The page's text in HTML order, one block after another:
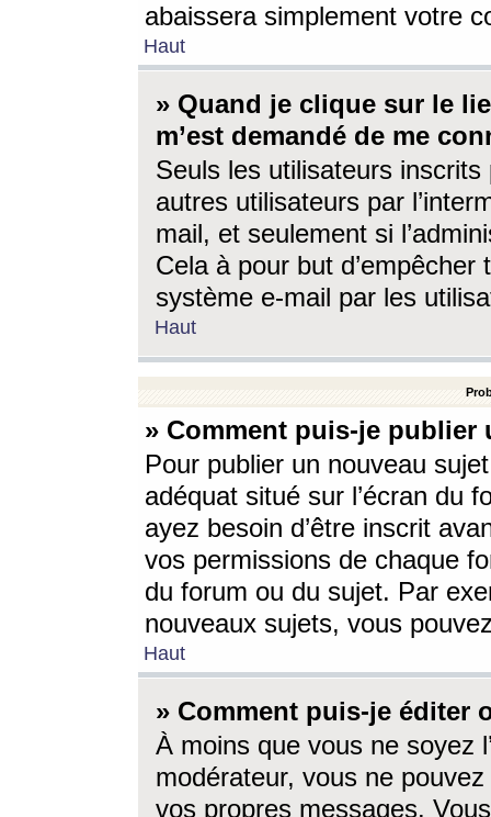
abaissera simplement votre
Haut
» Quand je clique sur le
m’est demandé de me
Seuls les utilisateurs
autres utilisateurs par
mail, et seulement si
Cela à pour but
système e-mail par les
Haut
» Comment puis-je
Pour publier un nouveau
adéquat situé sur l’écran du
ayez besoin d’être inscrit
vos permissions de chaque
du forum ou du sujet. Par
nouveaux sujets, vous
Haut
» Comment puis-je éditer
À moins que vous ne soyez
modérateur, vous ne
vos propres messages.